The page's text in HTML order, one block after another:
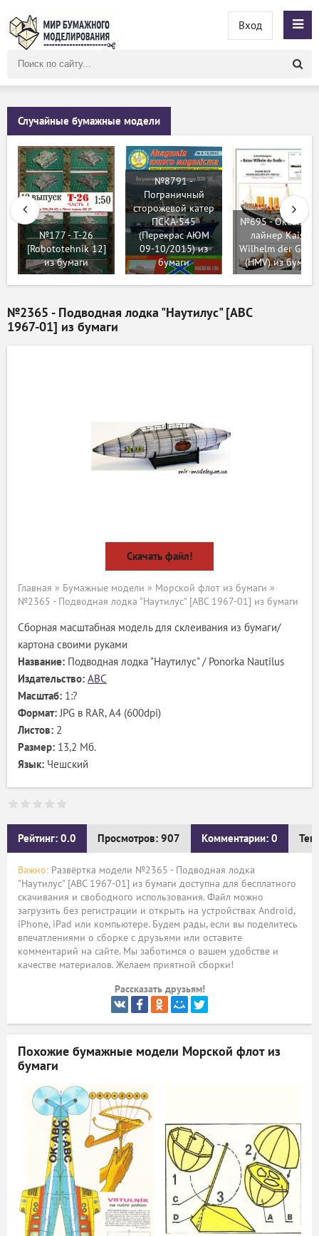
сайту
Вход
Случайные бумажные модели
№177 - T-26
[Robototehnik 12]
из бумаги
№8791 -
Пограничный
сторожевой катер
ПСКА-545
(Перекрас АЮМ
09-10/2015) из
бумаги
№695 -
лайнер Kaiser
Wilhelm der
(HMV) из бумаги
№2365 - Подводная лодка "Наутилус" [ABC
1967-01] из бумаги
Скачать файл!
Главная » Бумажные модели » Морской флот из бумаги »
№2365 - Подводная лодка "Наутилус" [ABC 1967-01] из бумаги
Сборная масштабная модель для склеивания из бумаги/
картона своими руками
Название: Подводная лодка "Наутилус" / Ponorka Nautilus
Издательство: ABC
Масштаб: 1:?
Формат:JPG в RAR, А4 (600dpi)
Листов: 2
Размер: 13,2 Мб.
Язык: Чешский
Рейтинг: 0.0 Просмотров: 907 Комментарии: 0
Важно: Развёртка модели №2365 - Подводная лодка
"Наутилус" [ABC 1967-01] из бумаги доступна для бесплатного
скачивания и свободного использования. Файл можно
загрузить без регистрации и открыть на устройствах Android,
iPhone, iPad или компьютере. Будем рады, если вы поделитесь
впечатлениями о сборке с друзьями или оставите
комментарий на сайте. Мы заботимся о вашем удобстве и
качестве материалов. Желаем приятной сборки!
Рассказать друзьям!
Похожие бумажные модели Морской флот из
бумаги